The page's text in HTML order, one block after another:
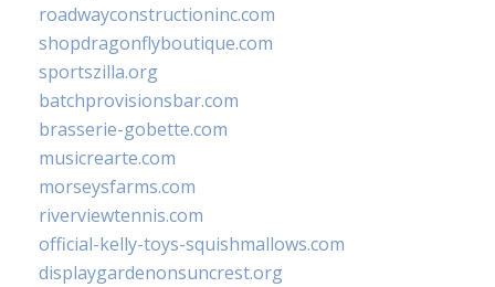
roadwayconstructioninc.com
shopdragonflyboutique.com
sportszilla.org
batchprovisionsbar.com
brasserie-gobette.com
musicrearte.com
morseysfarms.com
riverviewtennis.com
official-kelly-toys-squishmallows.com
displaygardenonsuncrest.org